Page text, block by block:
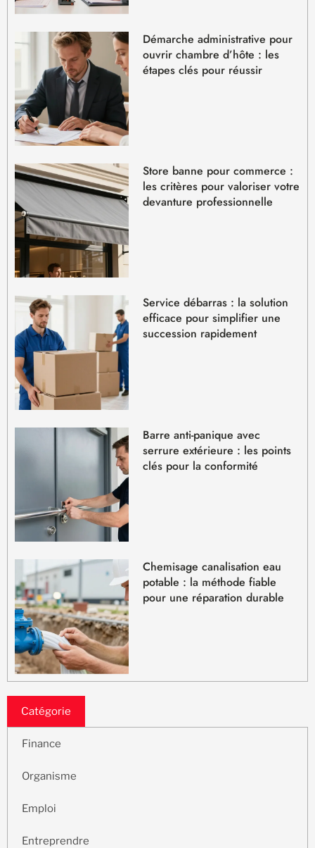
Démarche administrative pour
ouvrir chambre d’hôte : les
étapes clés pour réussir
Store banne pour commerce :
les critères pour valoriser votre
devanture professionnelle
Service débarras : la solution
efficace pour simplifier une
succession rapidement
Barre anti-panique avec
serrure extérieure : les points
clés pour la conformité
Chemisage canalisation eau
potable : la méthode fiable
pour une réparation durable
Catégorie
Finance
Organisme
Emploi
Entreprendre